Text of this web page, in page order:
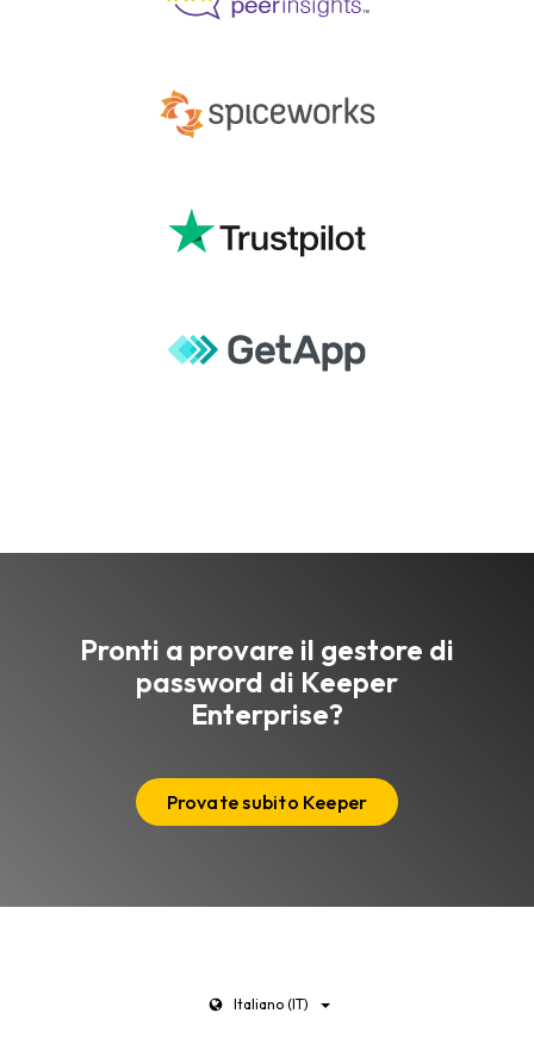
Pronti a provare il gestore di
password di Keeper
Enterprise?
Provate subito Keeper
Italiano (IT)